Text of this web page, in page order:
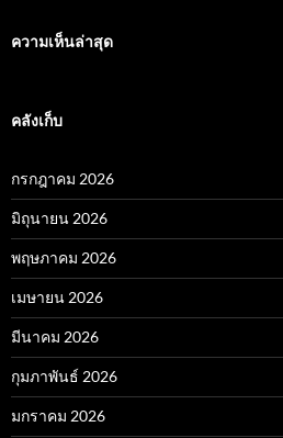
ความเห็นล่าสุด
คลังเก็บ
กรกฎาคม 2026
มิถุนายน 2026
พฤษภาคม 2026
เมษายน 2026
มีนาคม 2026
กุมภาพันธ์ 2026
มกราคม 2026